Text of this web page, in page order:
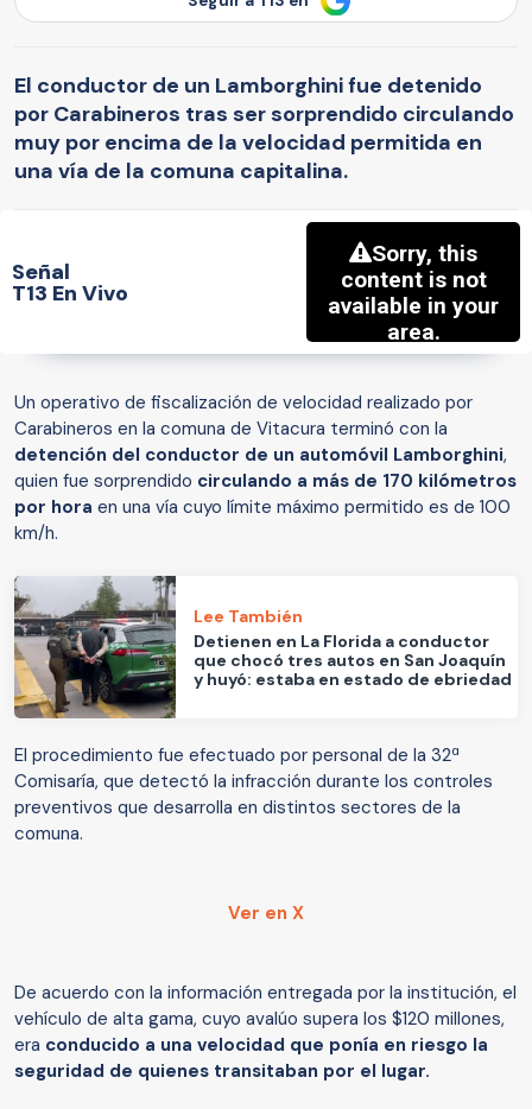
El conductor de un Lamborghini fue detenido
por Carabineros tras ser sorprendido circulando
muy por encima de la velocidad permitida en
una vía de la comuna capitalina.
Señal
T13 En Vivo
Un operativo de fiscalización de velocidad realizado por
Carabineros en la comuna de Vitacura terminó con la
detención del conductor de un automóvil Lamborghini,
quien fue sorprendido circulando a más de 170 kilómetros
por hora en una vía cuyo límite máximo permitido es de 100
km/h.
Lee También
Detienen en La Florida a conductor
que chocó tres autos en San Joaquín
y huyó: estaba en estado de ebriedad
El procedimiento fue efectuado por personal de la 32ª
Comisaría, que detectó la infracción durante los controles
preventivos que desarrolla en distintos sectores de la
comuna.
Ver en X
De acuerdo con la información entregada por la institución, el
vehículo de alta gama, cuyo avalúo supera los $120 millones,
era conducido a una velocidad que ponía en riesgo la
seguridad de quienes transitaban por el lugar.